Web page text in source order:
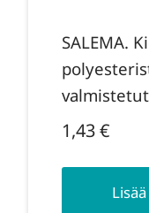
SALEMA.
1,43€